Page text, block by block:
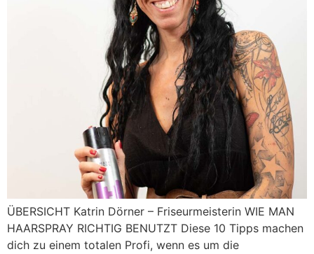
ÜBERSICHT Katrin Dörner – Friseurmeisterin WIE MAN
HAARSPRAY RICHTIG BENUTZT Diese 10 Tipps machen
dich zu einem totalen Profi, wenn es um die